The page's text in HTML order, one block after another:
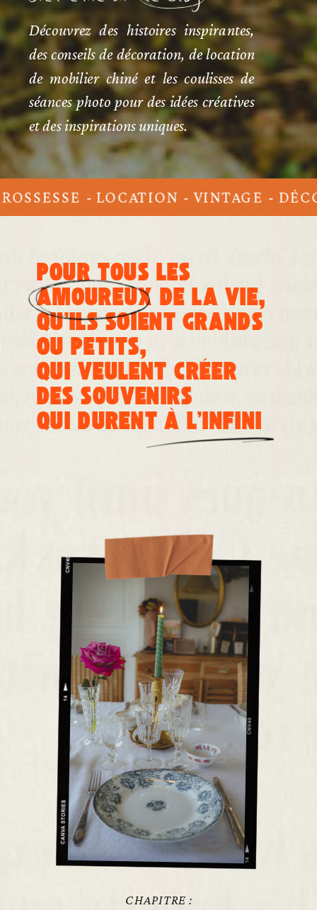
Découvrez des histoires inspirantes,
des conseils de décoration, de location
de mobilier chiné et les coulisses de
séances photo pour des idées créatives
et des inspirations uniques.
- LOCATION - VINTAGE -
POUR TOUS LES
AMOUREUX DE LA VIE,
QU’ILS SOIENT GRANDS
OU PETITS,
QUI VEULENT CRÉER
DES SOUVENIRS
QUI DURENT À L'INFINI
CHAPITRE :